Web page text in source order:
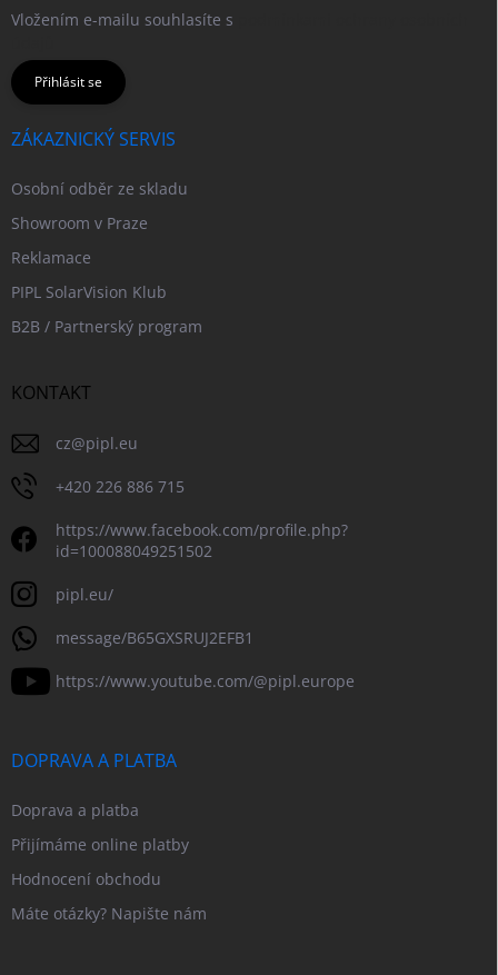
Vložením e-mailu souhlasíte s
Přihlásit se
ZÁKAZNICKÝ SERVIS
Osobní odběr ze skladu
Showroom v Praze
Reklamace
PIPL SolarVision Klub
B2B / Partnerský program
KONTAKT
cz@pipl.eu
+420 226 886 715
https://www.facebook.com/profile.php?
id=100088049251502
pipl.eu/
message/B65GXSRUJ2EFB1
https://www.youtube.com/@pipl.europe
DOPRAVA A PLATBA
Doprava a platba
Přijímáme online platby
Hodnocení obchodu
Máte otázky? Napište nám